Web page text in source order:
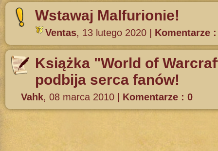
Wstawaj Malfurionie!
Ventas, 13 lutego 2020 Komentarze
Książka "World of
podbija serca fanów!
Vahk, 08 marca 2010 Komentarze : 0